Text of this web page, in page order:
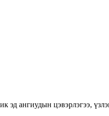
эд ангиудын цэвэрлэгээ,